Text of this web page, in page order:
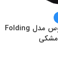
هولدر موبایل باسئوس مدل Folding